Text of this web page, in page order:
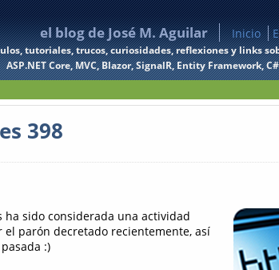
el blog de José M. Aguilar Inicio
tutoriales, trucos, curiosidades, reflexiones y links
ASP.NET Core, MVC, Blazor, SignalR, Entity Framework,
398
ha sido considerada una actividad
el parón decretado recientemente, así
:)